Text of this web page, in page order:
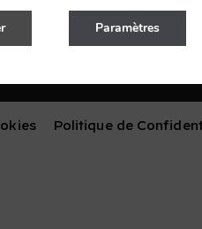
Politique de
Paramètres